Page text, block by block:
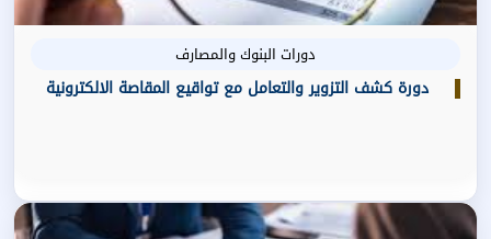
دورات البنوك والمصارف
دورة كشف التزوير والتعامل مع تواقيع المقاصة الالكترونية